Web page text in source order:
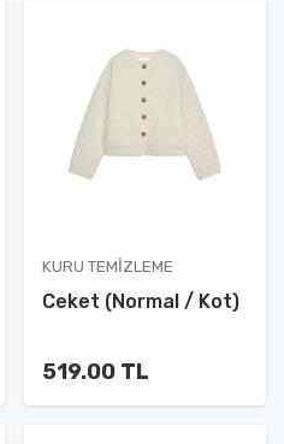
KURU TEMIZLEME
Ceket (Normal / Kot)
519.00 TL